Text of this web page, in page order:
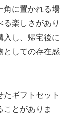
角に置かれる場
楽しさがあり
入し、帰宅後に
としての存在感
ギフトセット
とがありま